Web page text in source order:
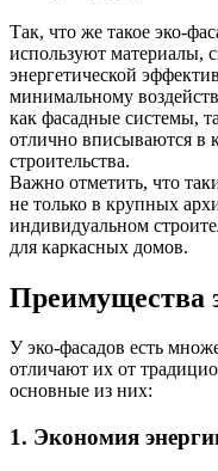
Так, что же такое эко-
используют материалы,
энергетической
минимальному
как фасадные системы,
отлично вписываются в
строительства.
Важно отметить, что
не только в крупных
индивидуальном
для каркасных домов.
Преимущества
У эко-фасадов есть
отличают их от
основные из них:
1. Экономия